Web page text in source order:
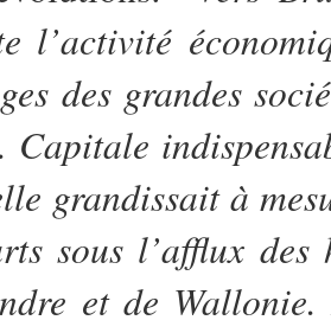
l’activité
des grandes
grandissait à
sous l’afflux
et de